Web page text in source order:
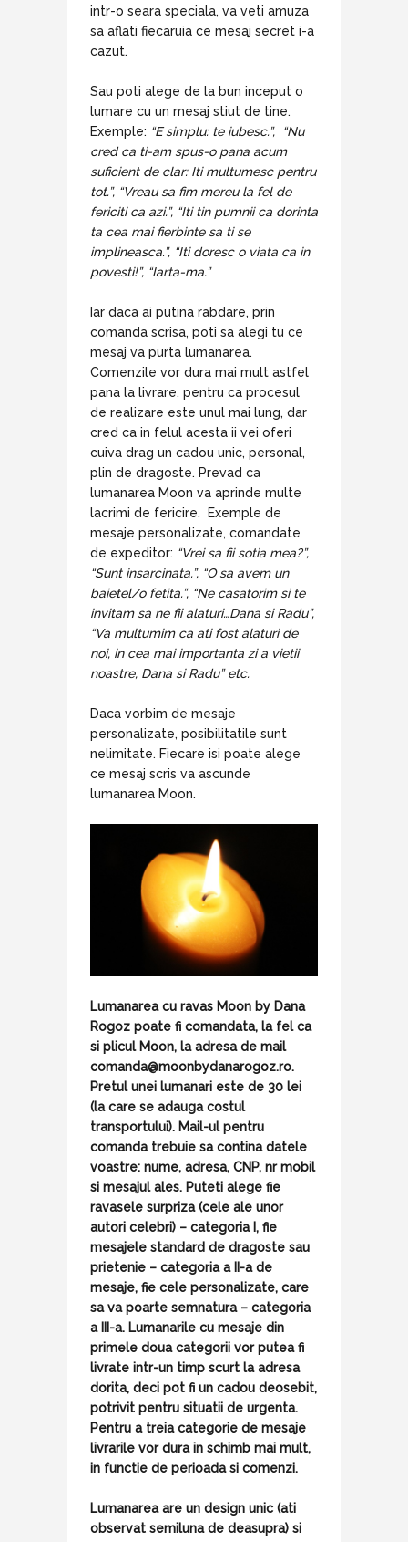
intr-o seara speciala, va veti amuza
sa aflati fiecaruia ce mesaj secret i-a
cazut.
Sau poti alege de la bun inceput o
lumare cu un mesaj stiut de tine.
Exemple: “E simplu: te iubesc.”, “Nu
cred ca ti-am spus-o pana acum
suficient de clar: Iti multumesc pentru
tot.”, “Vreau sa fim mereu la fel de
fericiti ca azi.”, “Iti tin pumnii ca dorinta
ta cea mai fierbinte sa ti se
implineasca.”, “Iti doresc o viata ca in
povesti!”, “Iarta-ma.”
Iar daca ai putina rabdare, prin
comanda scrisa, poti sa alegi tu ce
mesaj va purta lumanarea.
Comenzile vor dura mai mult astfel
pana la livrare, pentru ca procesul
de realizare este unul mai lung, dar
cred ca in felul acesta ii vei oferi
cuiva drag un cadou unic, personal,
plin de dragoste. Prevad ca
lumanarea Moon va aprinde multe
lacrimi de fericire. Exemple de
mesaje personalizate, comandate
de expeditor: “Vrei sa fii sotia mea?”,
“Sunt insarcinata.”, “O sa avem un
baietel/o fetita.”, “Ne casatorim si te
invitam sa ne fii alaturi…Dana si Radu”,
“Va multumim ca ati fost alaturi de
noi, in cea mai importanta zi a vietii
noastre, Dana si Radu” etc.
Daca vorbim de mesaje
personalizate, posibilitatile sunt
nelimitate. Fiecare isi poate alege
ce mesaj scris va ascunde
lumanarea Moon.
Lumanarea cu ravas Moon by Dana
Rogoz poate fi comandata, la fel ca
si plicul Moon, la adresa de mail
comanda@moonbydanarogoz.ro.
Pretul unei lumanari este de 30 lei
(la care se adauga costul
transportului). Mail-ul pentru
comanda trebuie sa contina datele
voastre: nume, adresa, CNP, nr mobil
si mesajul ales. Puteti alege fie
ravasele surpriza (cele ale unor
autori celebri) – categoria I, fie
mesajele standard de dragoste sau
prietenie – categoria a II-a de
mesaje, fie cele personalizate, care
sa va poarte semnatura – categoria
a III-a. Lumanarile cu mesaje din
primele doua categorii vor putea fi
livrate intr-un timp scurt la adresa
dorita, deci pot fi un cadou deosebit,
potrivit pentru situatii de urgenta.
Pentru a treia categorie de mesaje
livrarile vor dura in schimb mai mult,
in functie de perioada si comenzi.
Lumanarea are un design unic (ati
observat semiluna de deasupra) si